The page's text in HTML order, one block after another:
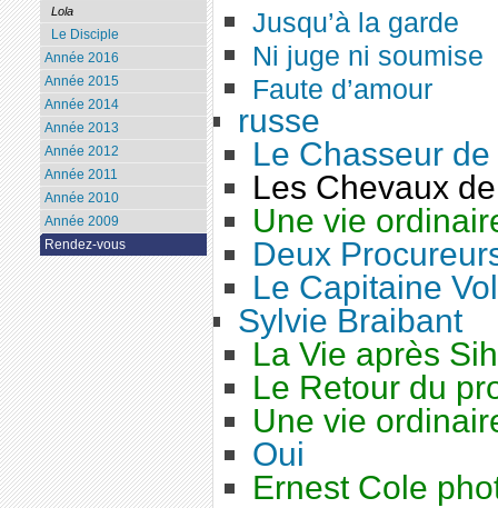
Jusqu’à la garde
Ni juge ni soumise
Faute d’amour
russe
Le Chasseur
Les Chevaux
Une vie
Deux
Le Capitaine
Sylvie Braibant
La Vie après
Le Retour du
Une vie
Oui
Ernest Cole
Lola
Le Disciple
Année 2016
Année 2015
Année 2014
Année 2013
Année 2012
Année 2011
Année 2010
Année 2009
Rendez-vous